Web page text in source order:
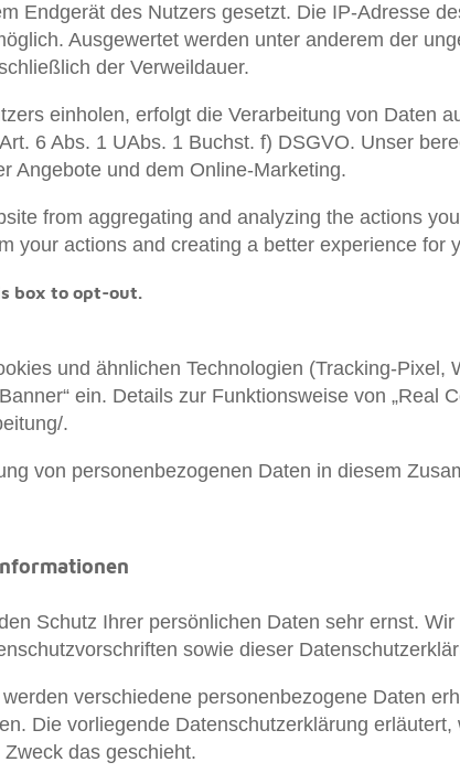
Endgerät des Nutzers gesetzt. Die IP-Adresse
Ausgewertet werden unter anderem der
der Verweildauer.
einholen, erfolgt die Verarbeitung von Daten
6 Abs. 1 UAbs. 1 Buchst. f) DSGVO. Unser
Angebote und dem Online-Marketing.
from aggregating and analyzing the actions
your actions and creating a better experience for
box to opt-out.
und ähnlichen Technologien (Tracking-
ein. Details zur Funktionsweise von „Real
.
von personenbezogenen Daten in diesem
Schutz Ihrer persönlichen Daten sehr ernst.
sowie dieser
verschiedene personenbezogene Daten
Die vorliegende Datenschutzerklärung
das geschieht.